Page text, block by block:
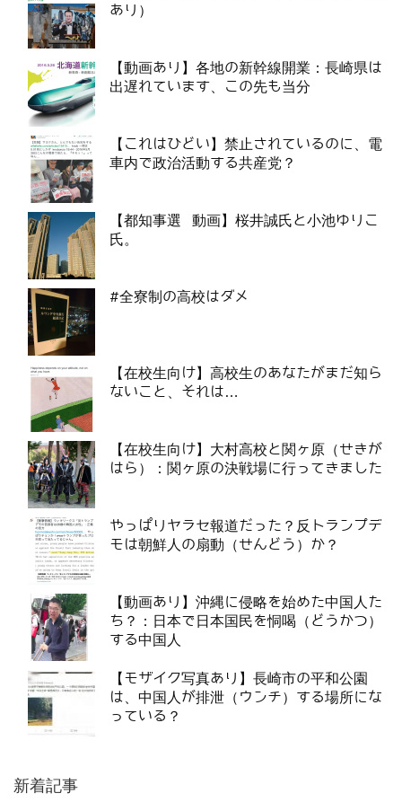
あり）
【動画あり】各地の新幹線開業：長崎県は
出遅れています、この先も当分
【これはひどい】禁止されているのに、電
車内で政治活動する共産党？
【都知事選 動画】桜井誠氏と小池ゆりこ
氏。
#全寮制の高校はダメ
【在校生向け】高校生のあなたがまだ知ら
ないこと、それは…
【在校生向け】大村高校と関ヶ原（せきが
はら）：関ヶ原の決戦場に行ってきました
やっぱりヤラセ報道だった？反トランプデ
モは朝鮮人の扇動（せんどう）か？
【動画あり】沖縄に侵略を始めた中国人た
ち？：日本で日本国民を恫喝（どうかつ）
する中国人
【モザイク写真あり】長崎市の平和公園
は、中国人が排泄（ウンチ）する場所にな
っている？
新着記事